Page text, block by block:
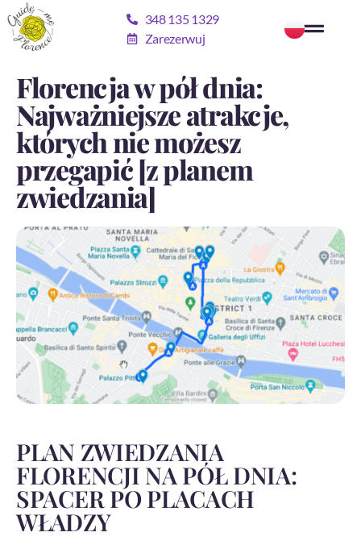
348 135 1329
Zarezerwuj
Florencja w pół dnia:
Najważniejsze atrakcje,
których nie możesz
przegapić [z planem
zwiedzania]
PLAN ZWIEDZANIA
FLORENCJI NA PÓŁ DNIA:
SPACER PO PLACACH
WŁADZY